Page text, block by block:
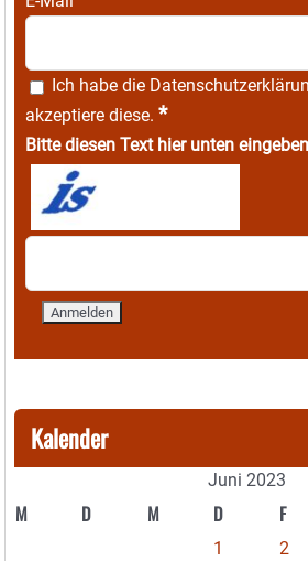
Ich habe die
akzeptiere diese. *
Bitte diesen Text hier unten
Kalender
Juni 2023
M D M D F
1 2